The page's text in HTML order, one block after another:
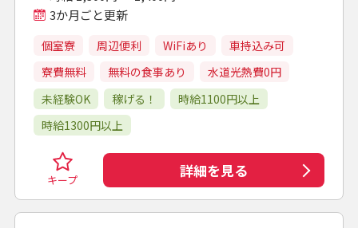
3か月ごと更新
個室寮 周辺便利 WiFiあり
車持込み可
寮費無料
無料の食事あり
水道光熱費0円
未経験OK
稼げる！
時給1100円以上
時給1300円以上
キープ 詳細を見る